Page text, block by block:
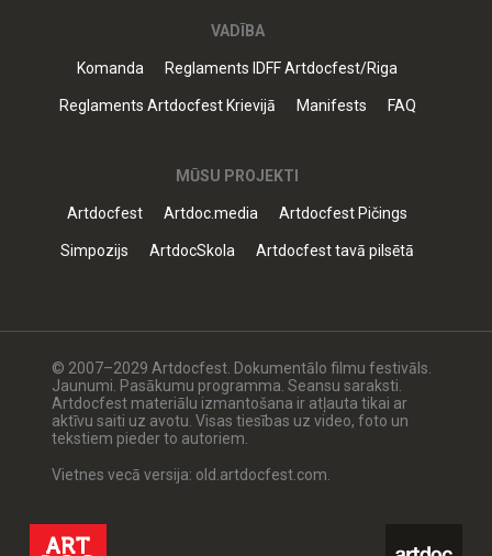
VADĪBA
Komanda Reglaments IDFF Artdocfest/Riga
Reglaments Artdocfest Krievijā Manifests FAQ
MŪSU PROJEKTI
Artdocfest Artdoc.media Artdocfest Pičings
Simpozijs ArtdocSkola Artdocfest tavā pilsētā
© 2007–2029 Artdocfest. Dokumentālo filmu festivāls.
Jaunumi. Pasākumu programma. Seansu saraksti.
Artdocfest materiālu izmantošana ir atļauta tikai ar
aktīvu saiti uz avotu. Visas tiesības uz video, foto un
tekstiem pieder to autoriem.
Vietnes vecā versija: old.artdocfest.com.